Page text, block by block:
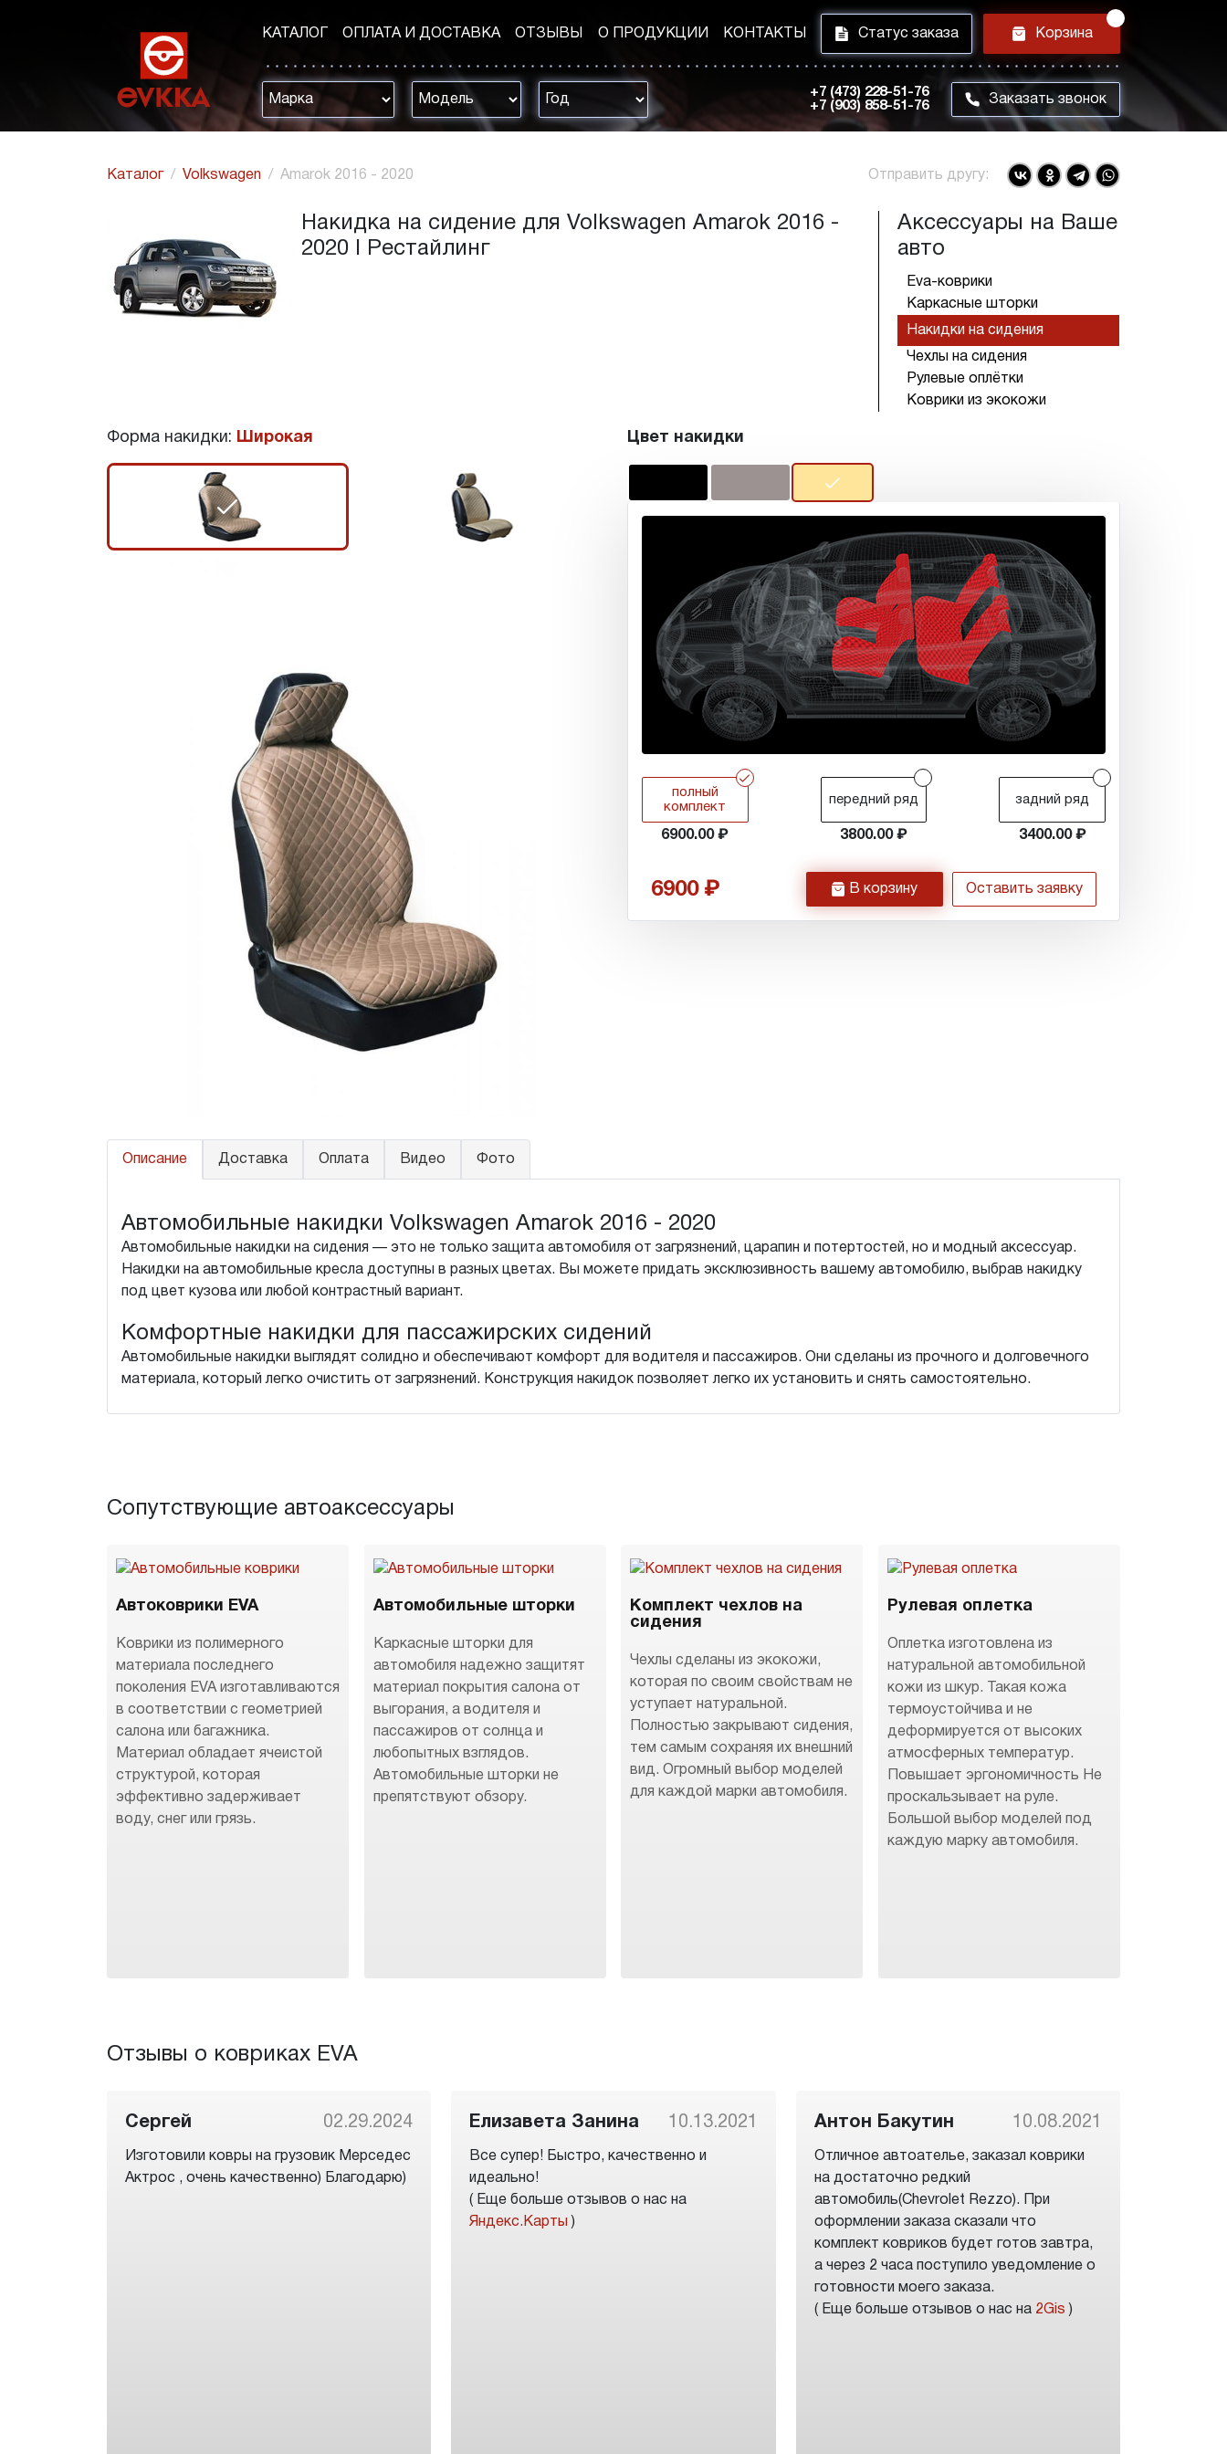
КАТАЛОГ ОПЛАТА И ДОСТАВКА ОТЗЫВЫ О ПРОДУКЦИИ КОНТАКТЫ i Статус заказа h Корзина
+7 (473) 228-51-76
+7 (903) 858-51-76
m Заказать звонок
Каталог Volkswagen Amarok 2016 - 2020 Отправить другу:
Накидка на сидение для Volkswagen Amarok 2016 -
2020 I Рестайлинг
Аксессуары на Ваше
авто
Eva-коврики
Каркасные шторки
Накидки на сидения
Чехлы на сидения
Рулевые оплётки
Коврики из экокожи
Форма накидки: Широкая
r
Цвет накидки
r
полный
комплект
6900.00
передний ряд
3800.00
задний ряд
3400.00
6900 h В корзину Оставить заявку
Описание Доставка Оплата Видео Фото
Автомобильные накидки Volkswagen Amarok 2016 - 2020
Автомобильные накидки на сидения — это не только защита автомобиля от загрязнений, царапин и потертостей, но и модный аксессуар.
Накидки на автомобильные кресла доступны в разных цветах. Вы можете придать эксклюзивность вашему автомобилю, выбрав накидку
под цвет кузова или любой контрастный вариант.
Комфортные накидки для пассажирских сидений
Автомобильные накидки выглядят солидно и обеспечивают комфорт для водителя и пассажиров. Они сделаны из прочного и долговечного
материала, который легко очистить от загрязнений. Конструкция накидок позволяет легко их установить и снять самостоятельно.
Сопутствующие автоаксессуары
Автоковрики EVA
Коврики из полимерного
материала последнего
поколения EVA изготавливаются
в соответствии с геометрией
салона или багажника.
Материал обладает ячеистой
структурой, которая
эффективно задерживает
воду, снег или грязь.
Автомобильные шторки
Каркасные шторки для
автомобиля надежно защитят
материал покрытия салона от
выгорания, а водителя и
пассажиров от солнца и
любопытных взглядов.
Автомобильные шторки не
препятствуют обзору.
Комплект чехлов на
сидения
Чехлы сделаны из экокожи,
которая по своим свойствам не
уступает натуральной.
Полностью закрывают сидения,
тем самым сохраняя их внешний
вид. Огромный выбор моделей
для каждой марки автомобиля.
Рулевая оплетка
Оплетка изготовлена из
натуральной автомобильной
кожи из шкур. Такая кожа
термоустойчива и не
деформируется от высоких
атмосферных температур.
Повышает эргономичность Не
проскальзывает на руле.
Большой выбор моделей под
каждую марку автомобиля.
Отзывы о ковриках EVA
Сергей 02.29.2024
Изготовили ковры на грузовик Мерседес
Актрос , очень качественно) Благодарю)
Елизавета Занина 10.13.2021
Все супер! Быстро, качественно и
идеально!
( Еще больше отзывов о нас на
Яндекс.Карты )
Антон Бакутин 10.08.2021
Отличное автоателье, заказал коврики
на достаточно редкий
автомобиль(Chevrolet Rezzo). При
оформлении заказа сказали что
комплект ковриков будет готов завтра,
а через 2 часа поступило уведомление о
готовности моего заказа.
( Еще больше отзывов о нас на 2Gis )